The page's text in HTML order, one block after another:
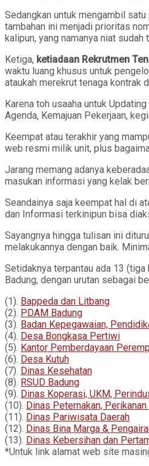
Sedangkan untuk mengambil
tambahan ini menjadi prioritas
kalipun, yang namanya niat
Ketiga, ketiadaan Rekrutmen
waktu luang khusus untuk
ataukah merekrut tenaga kontrak
Karena toh usaaha untuk
Agenda, Kemajuan Pekerjaan,
Keempat atau terakhir yang
web resmi milik unit, plus
Jarang memang adanya
masukan informasi yang kelak
Seandainya saja keempat hal di
dan Informasi terkinipun bisa
Sayangnya hingga tulisan ini
melakukannya dengan baik.
Setidaknya terpantau ada 13
Badung, dengan urutan sebagai
(1). Bappeda dan Litbang
(2). PDAM Badung
(3). Badan Kepegawaian,
(4). Desa Bongkasa Pertiwi
(5). Kantor Pemberdayaan
(6). Desa Kutuh
(7). Dinas Kesehatan
(8). RSUD Badung
(9). Dinas Koperasi, UKM,
(10). Dinas Peternakan,
(11). Dinas Pariwisata Daerah
(12). Dinas Bina Marga &
(13). Dinas Kebersihan dan
*Untuk link alamat web site